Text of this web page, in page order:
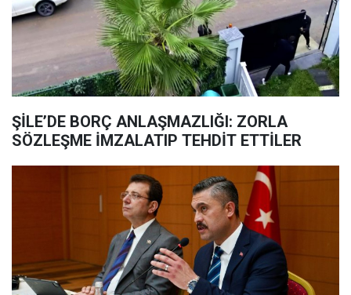
ŞİLE’DE BORÇ ANLAŞMAZLIĞI: ZORLA
SÖZLEŞME İMZALATIP TEHDİT ETTİLER